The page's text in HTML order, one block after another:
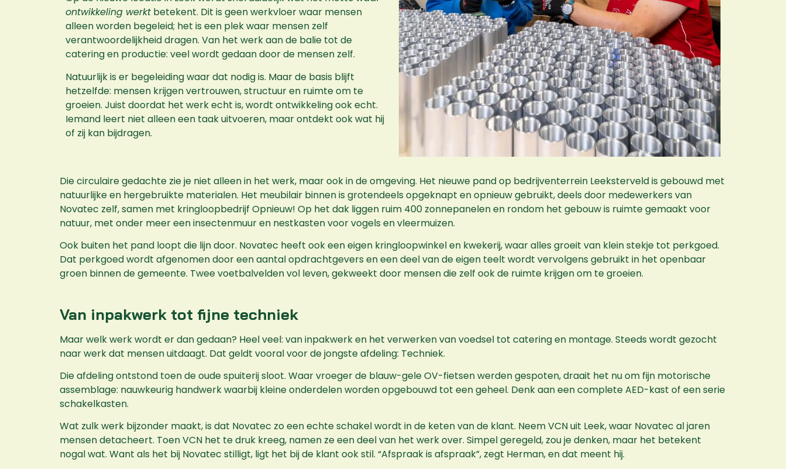
ontwikkeling werkt betekent. Dit is geen werkvloer waar mensen
alleen worden begeleid; het is een plek waar mensen zelf
verantwoordelijkheid dragen. Van het werk aan de balie tot de
catering en productie: veel wordt gedaan door de mensen zelf.
Natuurlijk is er begeleiding waar dat nodig is. Maar de basis blijft
hetzelfde: mensen krijgen vertrouwen, structuur en ruimte om te
groeien. Juist doordat het werk echt is, wordt ontwikkeling ook echt.
Iemand leert niet alleen een taak uitvoeren, maar ontdekt ook wat hij
of zij kan bijdragen.
Die circulaire gedachte zie je niet alleen in het werk, maar ook in de omgeving. Het nieuwe pand op bedrijventerrein Leeksterveld is gebouwd met
natuurlijke en hergebruikte materialen. Het meubilair binnen is grotendeels opgeknapt en opnieuw gebruikt, deels door medewerkers van
Novatec zelf, samen met kringloopbedrijf Opnieuw! Op het dak liggen ruim 400 zonnepanelen en rondom het gebouw is ruimte gemaakt voor
natuur, met onder meer een insectenmuur en nestkasten voor vogels en vleermuizen.
Ook buiten het pand loopt die lijn door. Novatec heeft ook een eigen kringloopwinkel en kwekerij, waar alles groeit van klein stekje tot perkgoed.
Dat perkgoed wordt afgenomen door een aantal opdrachtgevers en een deel van de eigen teelt wordt vervolgens gebruikt in het openbaar
groen binnen de gemeente. Twee voetbalvelden vol leven, gekweekt door mensen die zelf ook de ruimte krijgen om te groeien.
Van inpakwerk tot fijne techniek
Maar welk werk wordt er dan gedaan? Heel veel: van inpakwerk en het verwerken van voedsel tot catering en montage. Steeds wordt gezocht
naar werk dat mensen uitdaagt. Dat geldt vooral voor de jongste afdeling: Techniek.
Die afdeling ontstond toen de oude spuiterij sloot. Waar vroeger de blauw-gele OV-fietsen werden gespoten, draait het nu om fijn motorische
assemblage: nauwkeurig handwerk waarbij kleine onderdelen worden opgebouwd tot een geheel. Denk aan een complete AED-kast of een serie
schakelkasten.
Wat zulk werk bijzonder maakt, is dat Novatec zo een echte schakel wordt in de keten van de klant. Neem VCN uit Leek, waar Novatec al jaren
mensen detacheert. Toen VCN het te druk kreeg, namen ze een deel van het werk over. Simpel geregeld, zou je denken, maar het betekent
nogal wat. Want als het bij Novatec stilligt, ligt het bij de klant ook stil. “Afspraak is afspraak”, zegt Herman, en dat meent hij.